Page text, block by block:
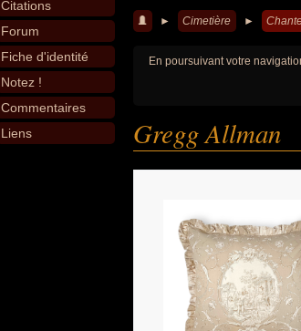
Citations
Forum
Fiche d'identité
Notez !
Commentaires
Liens
► Cimetière ►
En poursuivant votre
Gregg Allman